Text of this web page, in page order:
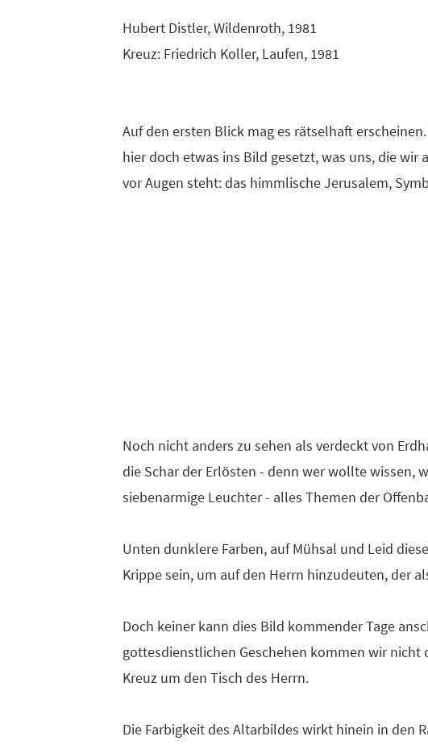
Hubert Distler, Wildenroth, 1981
Kreuz: Friedrich Koller, Laufen, 1981
Auf den ersten Blick mag es rätselhaft
hier doch etwas ins Bild gesetzt, was uns, die wir
vor Augen steht: das himmlische Jerusalem,
Noch nicht anders zu sehen als verdeckt von
die Schar der Erlösten - denn wer wollte wissen,
siebenarmige Leuchter - alles Themen der
Unten dunklere Farben, auf Mühsal und Leid
Krippe sein, um auf den Herrn hinzudeuten, der
Doch keiner kann dies Bild kommender Tage
gottesdienstlichen Geschehen kommen wir nicht
Kreuz um den Tisch des Herrn.
Die Farbigkeit des Altarbildes wirkt hinein in den